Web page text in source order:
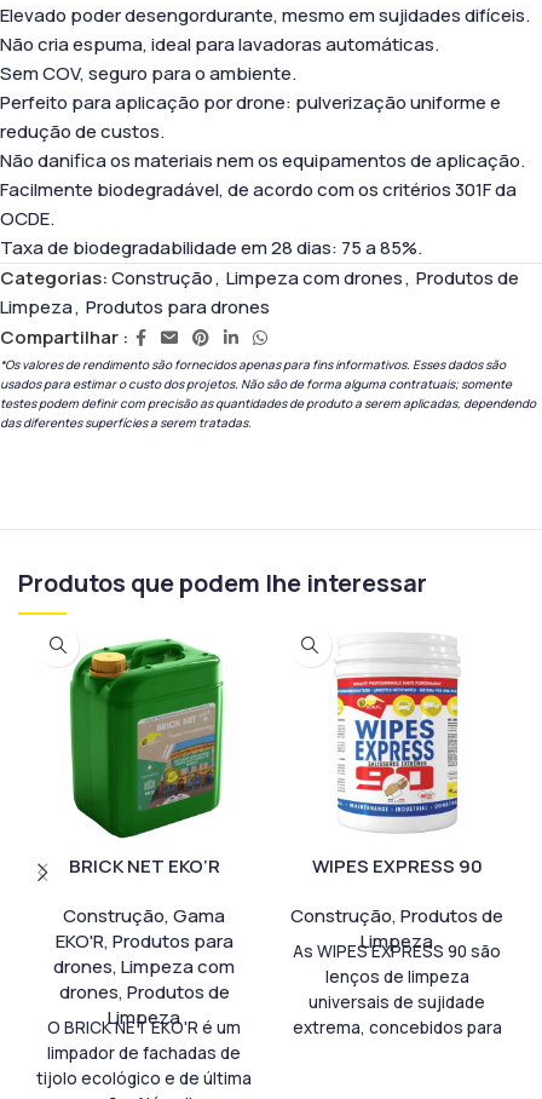
Elevado poder desengordurante, mesmo em sujidades difíceis.
Não cria espuma, ideal para lavadoras automáticas.
Sem COV, seguro para o ambiente.
Perfeito para aplicação por drone: pulverização uniforme e
redução de custos.
Não danifica os materiais nem os equipamentos de aplicação.
Facilmente biodegradável, de acordo com os critérios 301F da
OCDE.
Taxa de biodegradabilidade em 28 dias: 75 a 85%.
Categorias:Construção, Limpeza com drones, Produtos de
Limpeza, Produtos para drones
Compartilhar :
*Os valores de rendimento são fornecidos apenas para fins informativos. Esses dados são
usados ​​para estimar o custo dos projetos. Não são de forma alguma contratuais; somente
testes podem definir com precisão as quantidades de produto a serem aplicadas, dependendo
das diferentes superfícies a serem tratadas.
Produtos que podem lhe interessar
BRICK NET EKO’R
Construção,Gama
EKO'R,Produtos para
drones,Limpeza com
drones,Produtos de
Limpeza
O BRICK NET EKO'R é um
limpador de fachadas de
tijolo ecológico e de última
WIPES EXPRESS 90
Construção,Produtos de
Limpeza
As WIPES EXPRESS 90 são
lenços de limpeza
universais de sujidade
extrema, concebidos para